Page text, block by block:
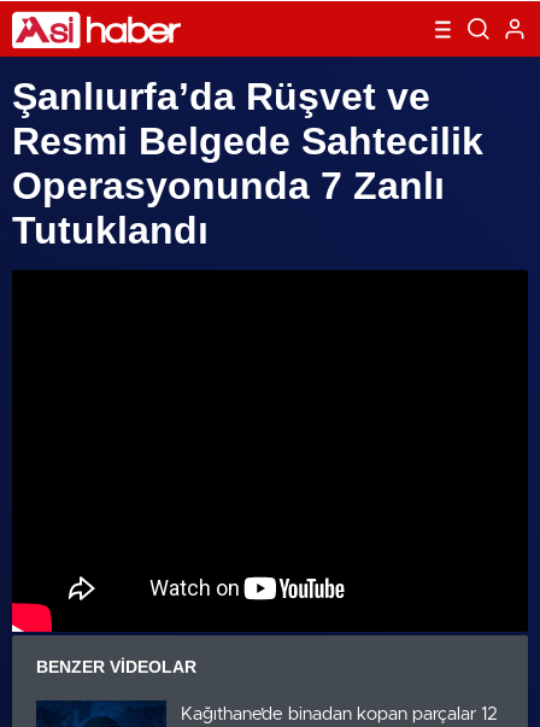
Şanlıurfa’da Rüşvet ve
Resmi Belgede Sahtecilik
Operasyonunda 7 Zanlı
Tutuklandı
BENZER VIDEOLAR
Kağıthane’de binadan kopan parçalar 12